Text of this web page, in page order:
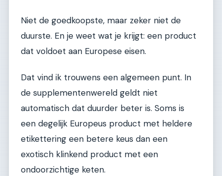
Niet de goedkoopste, maar zeker niet de
duurste. En je weet wat je krijgt: een product
dat voldoet aan Europese eisen.
Dat vind ik trouwens een algemeen punt. In
de supplementenwereld geldt niet
automatisch dat duurder beter is. Soms is
een degelijk Europeus product met heldere
etikettering een betere keus dan een
exotisch klinkend product met een
ondoorzichtige keten.